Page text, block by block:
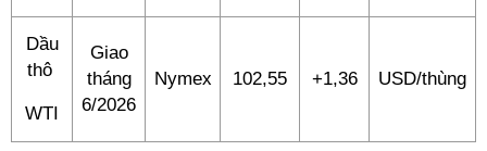
Dầu
thô
WTI
Giao
tháng
6/2026
Nymex 102,55 +1,36 USD/thùng